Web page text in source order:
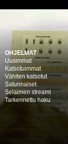
OHJELMAT
Uusimmat
Katsotuimmat
Vähiten katsotut
Satunnaiset
Selaimen streami
Tarkennettu haku